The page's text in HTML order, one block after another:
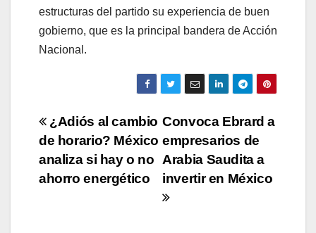
estructuras del partido su experiencia de buen
gobierno, que es la principal bandera de Acción
Nacional.
Navegación
de
entradas
Convoca Ebrard a
empresarios de
Arabia Saudita a
invertir en México
¿Adiós al cambio
de horario? México
analiza si hay o no
ahorro energético